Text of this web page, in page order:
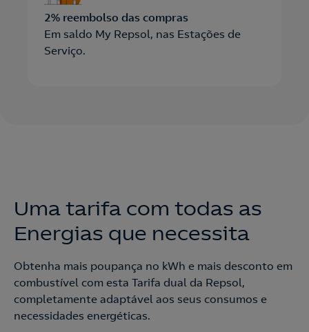
2% reembolso das compras
Em saldo My Repsol, nas Estações de
Serviço.
Uma tarifa com todas as
Energias que necessita
Obtenha mais poupança no kWh e mais desconto em
combustível com esta Tarifa dual da Repsol,
completamente adaptável aos seus consumos e
necessidades energéticas.